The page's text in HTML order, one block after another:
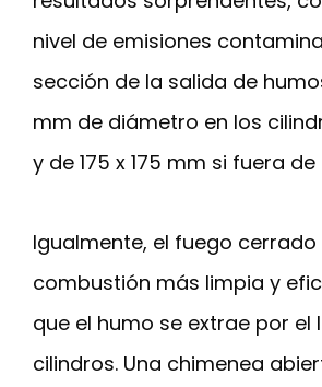
nivel de emisiones
sección de la salida de
mm de diámetro en los
y de 175 x 175 mm si fuera
Igualmente, el fuego
combustión más limpia y
que el humo se extrae por el
cilindros. Una chimenea